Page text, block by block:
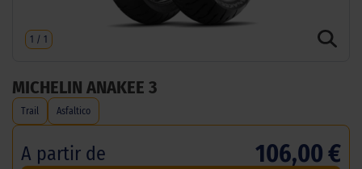
1 / 1
MICHELIN ANAKEE 3
Trail Asfaltico
A partir de 106,00 €